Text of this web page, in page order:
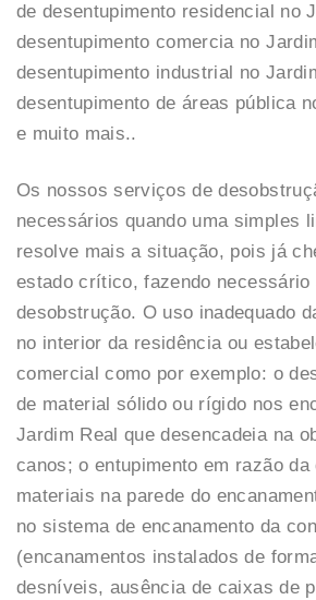
de desentupimento residencial no
desentupimento comercia no
desentupimento industrial no
desentupimento de áreas pública
e muito mais..
Os nossos serviços de
necessários quando uma simples
resolve mais a situação, pois já
estado crítico, fazendo necessário
desobstrução. O uso inadequado
no interior da residência ou
comercial como por exemplo: o
de material sólido ou rígido nos
Jardim Real que desencadeia na
canos; o entupimento em razão da
materiais na parede do
no sistema de encanamento da
(encanamentos instalados de
desníveis, ausência de caixas de